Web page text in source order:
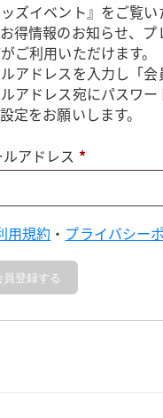
ッズイベント』をご覧
得情報のお知らせ、
ご利用いただけます。
アドレスを入力し「
アドレス宛にパスワ
定をお願いします。
アドレス *必
用規約 ・ プライバシー
員登録する